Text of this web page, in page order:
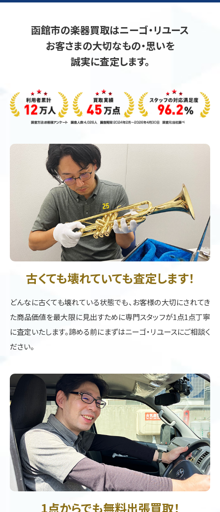
函館市の楽器買取はニーゴ・リユース
お客さまの大切なもの・思いを
誠実に査定します。
古くても壊れていても査定します！
どんなに古くても壊れている状態でも、お客様の大切にされてき
た商品価値を最大限に見出すために専門スタッフが1点1点丁寧
に査定いたします。諦める前にまずはニーゴ・リユースにご相談く
ださい。
1点からでも無料出張買取！